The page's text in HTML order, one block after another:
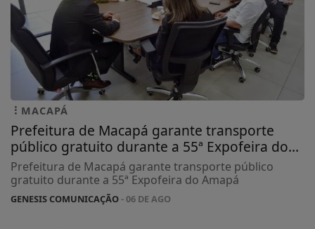
MACAPÁ
Prefeitura de Macapá garante transporte
público gratuito durante a 55ª Expofeira do...
Prefeitura de Macapá garante transporte público
gratuito durante a 55ª Expofeira do Amapá
GENESIS COMUNICAÇÃO- 06 DE AGO